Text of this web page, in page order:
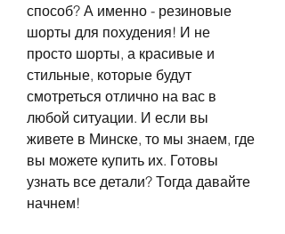
способ? А именно - резиновые
шорты для похудения! И не
просто шорты, а красивые и
стильные, которые будут
смотреться отлично на вас в
любой ситуации. И если вы
живете в Минске, то мы знаем, где
вы можете купить их. Готовы
узнать все детали? Тогда давайте
начнем!